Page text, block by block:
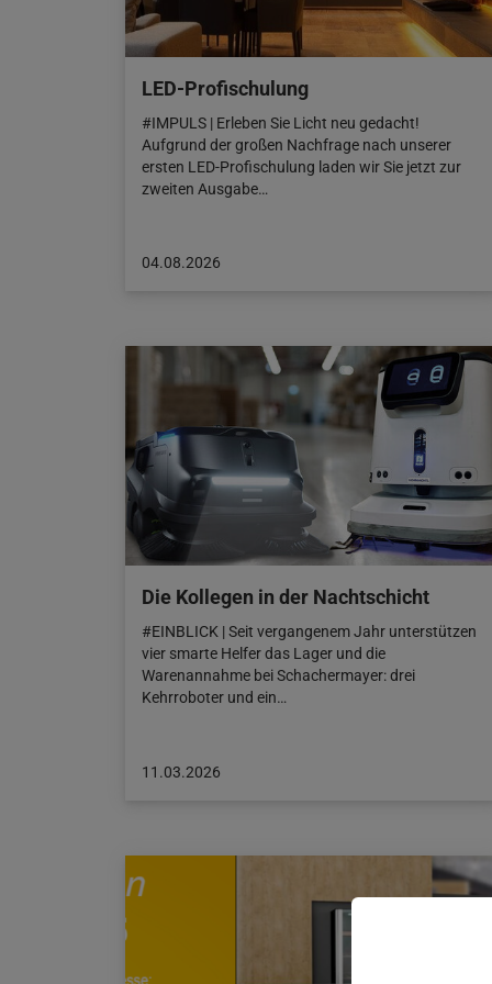
LED-Profischulung
#IMPULS | Erleben Sie Licht neu gedacht!
Aufgrund der großen Nachfrage nach unserer
ersten LED-Profischulung laden wir Sie jetzt zur
zweiten Ausgabe…
Beitrag
04.08.2026
Die Kollegen in der Nachtschicht
#EINBLICK | Seit vergangenem Jahr unterstützen
vier smarte Helfer das Lager und die
Warenannahme bei Schachermayer: drei
Kehrroboter und ein…
Beitrag
11.03.2026